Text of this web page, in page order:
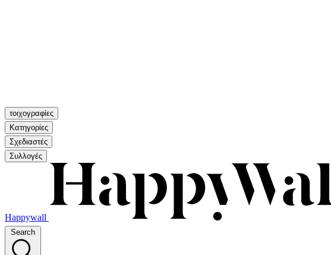
τοιχογραφίες
Κατηγορίες
Σχεδιαστές
Συλλογές
Happywall
Search